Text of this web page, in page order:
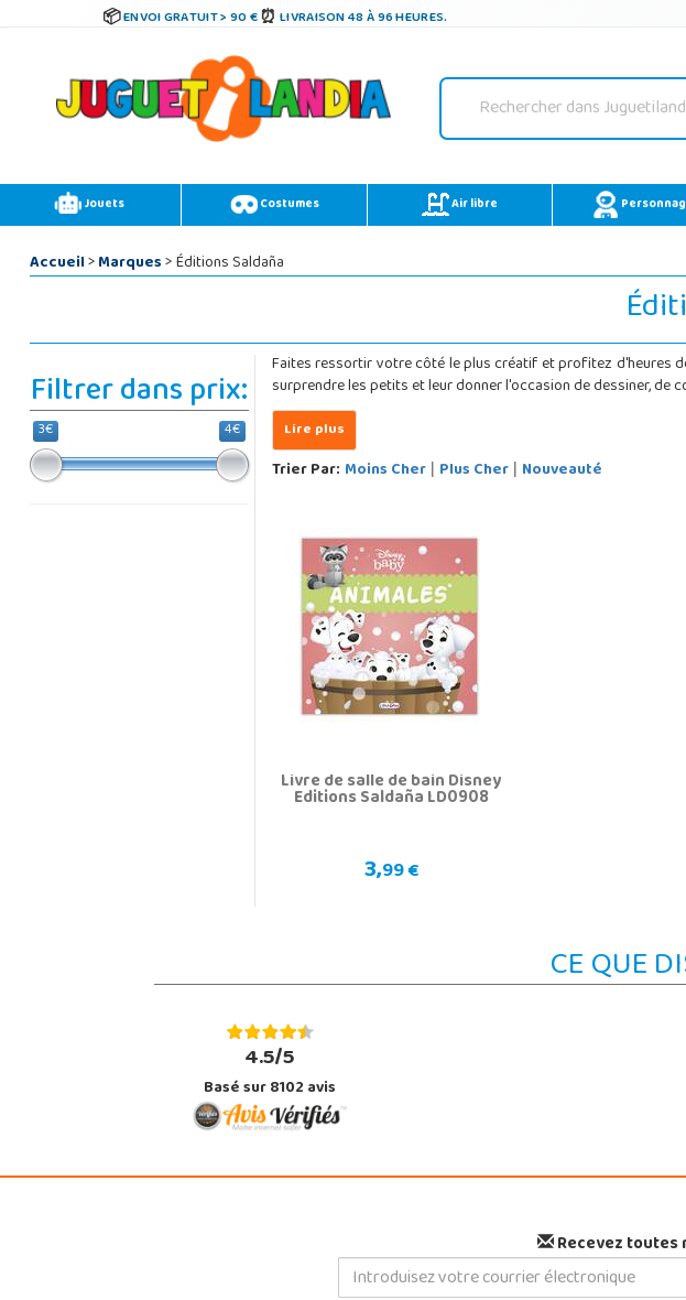
ENVOI GRATUIT > 90 € LIVRAISON 48 À 96 HEURES.
Jouets Costumes Air libre
Accueil>Marques> Éditions Saldaña
Filtrer dans prix:
3€ 4€
Faites ressortir votre côté le plus créatif et profitez d'heures
surprendre les petits et leur donner l'occasion de dessiner, de
Trier Par: Moins Cher| Plus Cher| Nouveauté
Livre de salle de bain Disney
Editions Saldaña LD0908
3,99 €
CE QUE
4.5/5
Basé sur 8102 avis
Recevez